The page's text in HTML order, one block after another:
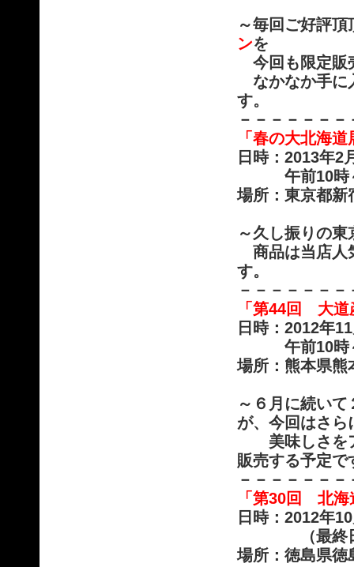
～毎回ご好評
ンを
今回も限定販
なかなか手に
す。
－－－－－－
「春の大北海
日時：2013年
午前10時～
場所：東京都
～久し振りの
商品は当店人
す。
－－－－－－
「第44回 大
日時：2012年
午前10時～
場所：熊本県
～６月に続い
が、今回はさら
美味しさをア
販売する予定で
－－－－－－
「第30回 北
日時：2012年
（最終日は
場所：徳島県